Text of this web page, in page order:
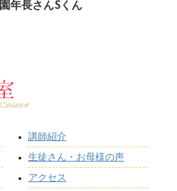
園年長さんSくん
講師紹介
生徒さん・お母様の声
アクセス